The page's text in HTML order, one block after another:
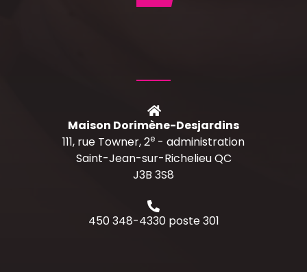
Maison Dorimène-Desjardins
111, rue Towner, 2e - administration
Saint-Jean-sur-Richelieu QC
J3B 3S8
450 348-4330 poste 301